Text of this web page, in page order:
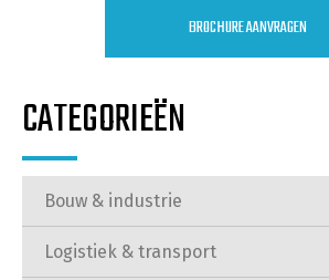
BROCHURE AANVRAGEN
CATEGORIEËN
Bouw & industrie
Logistiek & transport